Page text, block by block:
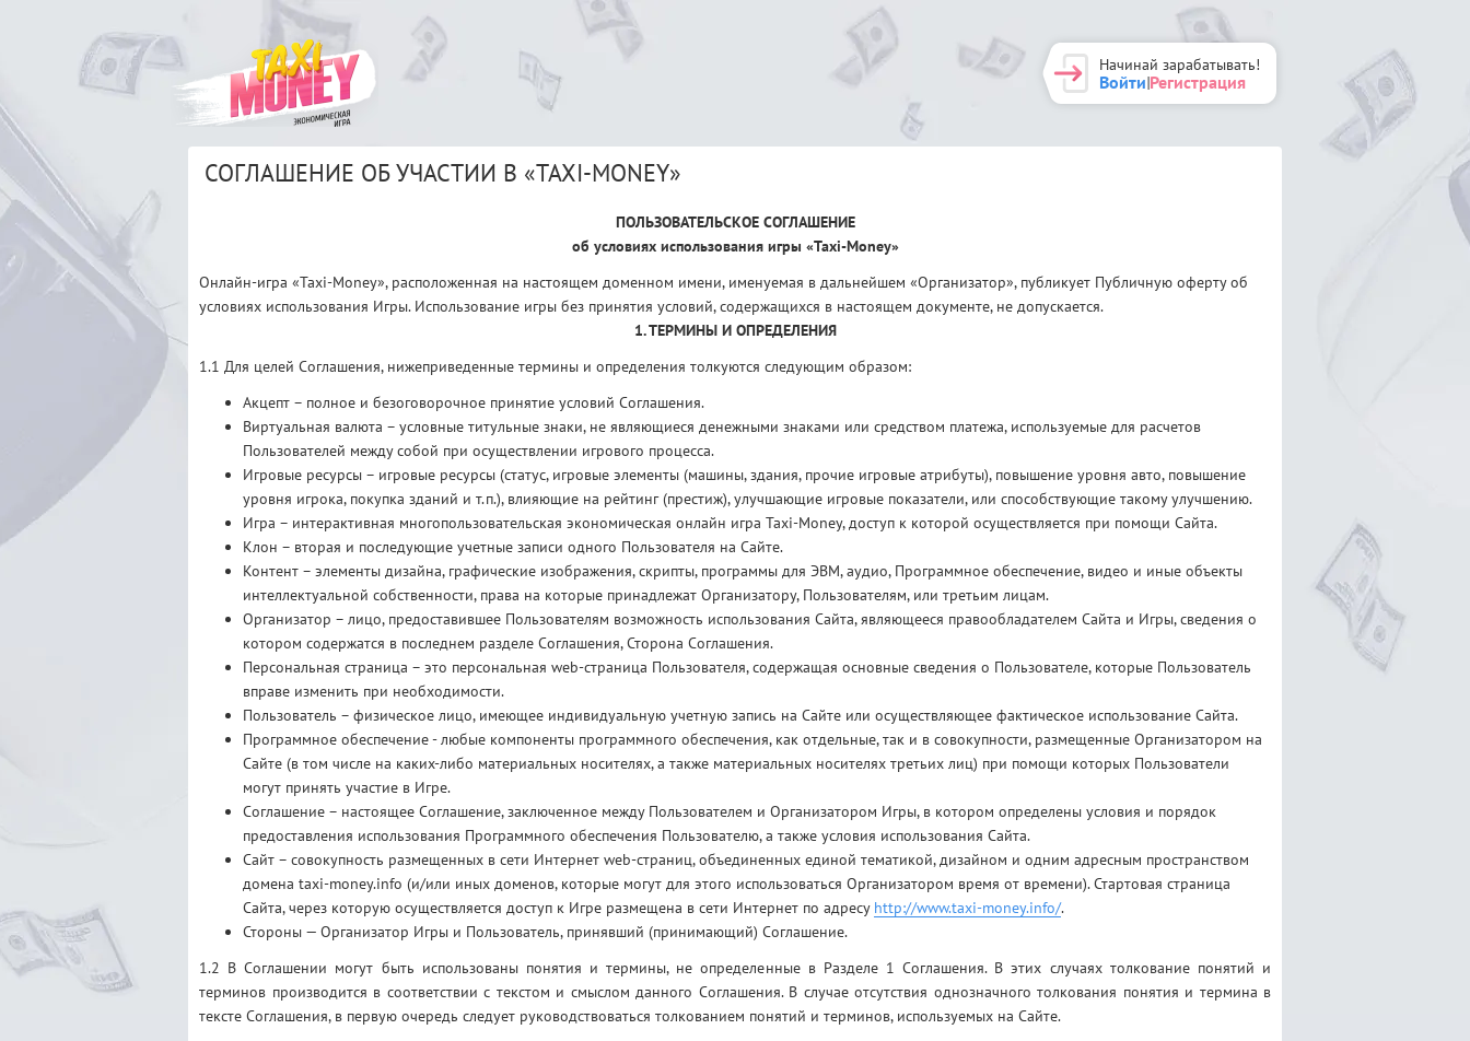
Начинай зарабатывать!
Войти|Регистрация
СОГЛАШЕНИЕ ОБ УЧАСТИИ В «TAXI-MONEY»
ПОЛЬЗОВАТЕЛЬСКОЕ СОГЛАШЕНИЕ
об условиях использования игры «Taxi-Money»
Онлайн-игра «Taxi-Money», расположенная на настоящем доменном имени, именуемая в дальнейшем «Организатор», публикует Публичную оферту об
условиях использования Игры. Использование игры без принятия условий, содержащихся в настоящем документе, не допускается.
1. ТЕРМИНЫ И ОПРЕДЕЛЕНИЯ
1.1 Для целей Соглашения, нижеприведенные термины и определения толкуются следующим образом:
Акцепт – полное и безоговорочное принятие условий Соглашения.
Виртуальная валюта – условные титульные знаки, не являющиеся денежными знаками или средством платежа, используемые для расчетов
Пользователей между собой при осуществлении игрового процесса.
Игровые ресурсы – игровые ресурсы (статус, игровые элементы (машины, здания, прочие игровые атрибуты), повышение уровня авто, повышение
уровня игрока, покупка зданий и т.п.), влияющие на рейтинг (престиж), улучшающие игровые показатели, или способствующие такому улучшению.
Игра – интерактивная многопользовательская экономическая онлайн игра Taxi-Money, доступ к которой осуществляется при помощи Сайта.
Клон – вторая и последующие учетные записи одного Пользователя на Сайте.
Контент – элементы дизайна, графические изображения, скрипты, программы для ЭВМ, аудио, Программное обеспечение, видео и иные объекты
интеллектуальной собственности, права на которые принадлежат Организатору, Пользователям, или третьим лицам.
Организатор – лицо, предоставившее Пользователям возможность использования Сайта, являющееся правообладателем Сайта и Игры, сведения о
котором содержатся в последнем разделе Соглашения, Сторона Соглашения.
Персональная страница – это персональная web-страница Пользователя, содержащая основные сведения о Пользователе, которые Пользователь
вправе изменить при необходимости.
Пользователь – физическое лицо, имеющее индивидуальную учетную запись на Сайте или осуществляющее фактическое использование Сайта.
Программное обеспечение - любые компоненты программного обеспечения, как отдельные, так и в совокупности, размещенные Организатором на
Сайте (в том числе на каких-либо материальных носителях, а также материальных носителях третьих лиц) при помощи которых Пользователи
могут принять участие в Игре.
Соглашение – настоящее Соглашение, заключенное между Пользователем и Организатором Игры, в котором определены условия и порядок
предоставления использования Программного обеспечения Пользователю, а также условия использования Сайта.
Сайт – совокупность размещенных в сети Интернет web-страниц, объединенных единой тематикой, дизайном и одним адресным пространством
домена taxi-money.info (и/или иных доменов, которые могут для этого использоваться Организатором время от времени). Стартовая страница
Сайта, через которую осуществляется доступ к Игре размещена в сети Интернет по адресу http://www.taxi-money.info/.
Стороны — Организатор Игры и Пользователь, принявший (принимающий) Соглашение.
1.2 В Соглашении могут быть использованы понятия и термины, не определенные в Разделе 1 Соглашения. В этих случаях толкование понятий и
терминов производится в соответствии с текстом и смыслом данного Соглашения. В случае отсутствия однозначного толкования понятия и термина в
тексте Соглашения, в первую очередь следует руководствоваться толкованием понятий и терминов, используемых на Сайте.